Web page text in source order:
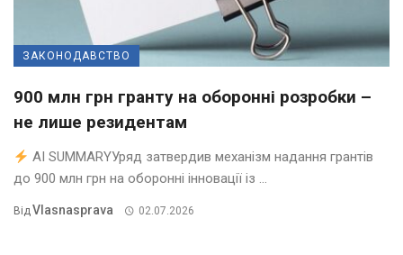
ЗАКОНОДАВСТВО
900 млн грн гранту на оборонні розробки –
не лише резидентам
AI SUMMARYУряд затвердив механізм надання грантів
до 900 млн грн на оборонні інновації із ...
ВідVlasnasprava 02.07.2026